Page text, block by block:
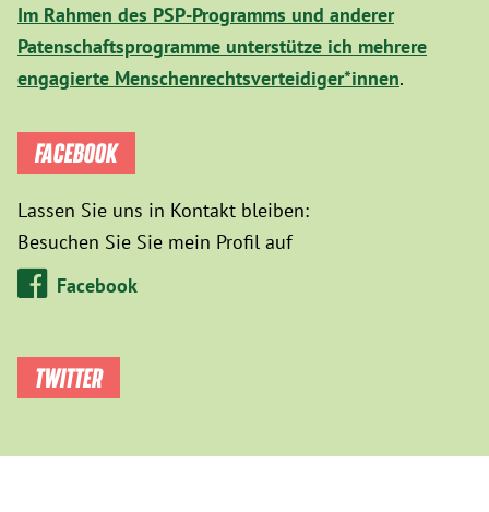
Im Rahmen des PSP-Programms und anderer
Patenschaftsprogramme unterstütze ich mehrere
engagierte Menschenrechtsverteidiger*innen.
FACEBOOK
Lassen Sie uns in Kontakt bleiben:
Besuchen Sie Sie mein Profil auf
Facebook
TWITTER